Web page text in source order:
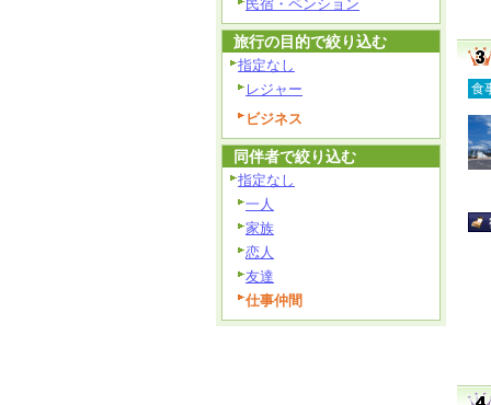
食
民宿・ペンション
旅行の目的で絞り込む
指定なし
レジャー
ビジネス
同伴者で絞り込む
指定なし
一人
家族
恋人
友達
仕事仲間